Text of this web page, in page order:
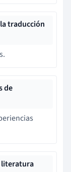
traducción
de
literatura